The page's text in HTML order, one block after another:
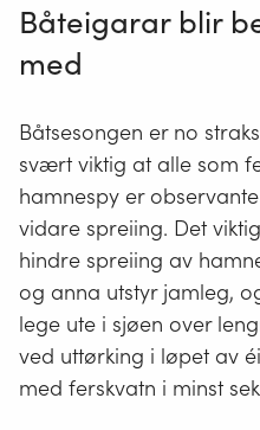
Båteigarar blir
med
Båtsesongen er no
svært viktig at alle som
hamnespy er
vidare spreiing. Det
hindre spreiing av
og anna utstyr jamleg,
lege ute i sjøen over
ved uttørking i løpet av
med ferskvatn i minst